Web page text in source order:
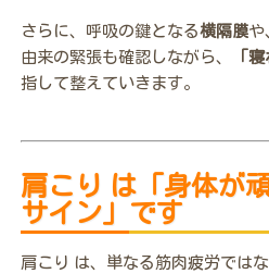
さらに、呼吸の鍵となる横隔膜や
由来の緊張も確認しながら、
「
指して整えていきます。
肩こり は「身体が
サイン」です
肩こり は、単なる筋肉疲労ではな